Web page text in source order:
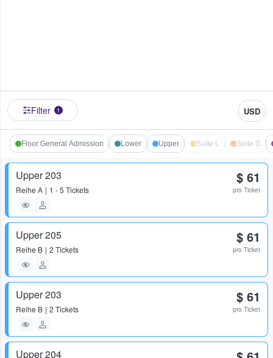
Filter 1 USD
Floor General Admission Lower Upper Suite L Suite S
Upper 203
Reihe A 1 - 5 Tickets
$ 61
pro Ticket
Upper 205
Reihe B 2 Tickets
$ 61
pro Ticket
Upper 203
Reihe B 2 Tickets
$ 61
pro Ticket
Upper 204